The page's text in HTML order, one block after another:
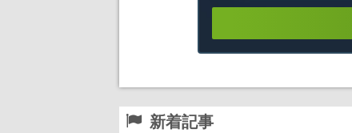
新着記事